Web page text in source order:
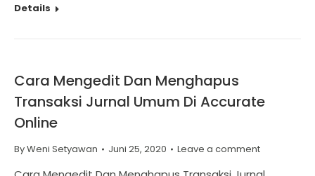
Details
Cara Mengedit Dan Menghapus
Transaksi Jurnal Umum Di Accurate
Online
ByWeni Setyawan Juni 25, 2020 Leave a comment